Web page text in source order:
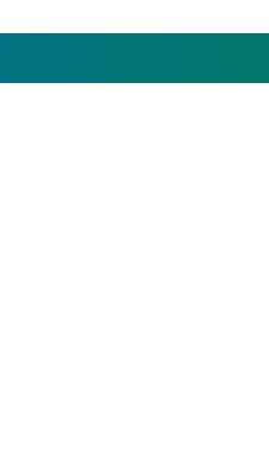
ఎమ్మెల్యేలు, ఎంపీల స‌మావేశం